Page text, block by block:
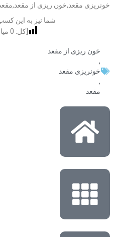
خونریزی مقعد,خون ریزی از مقعد,مقعد,
شما نیز به این کسب
[کل: 0
خون ریزی از مقعد
خونریزی مقعد
مقعد